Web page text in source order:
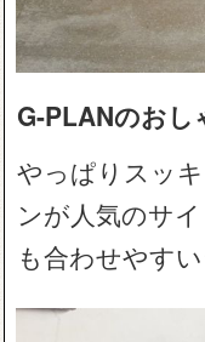
G-PLANのお
やっぱりスッ
ンが人気のサ
も合わせやす